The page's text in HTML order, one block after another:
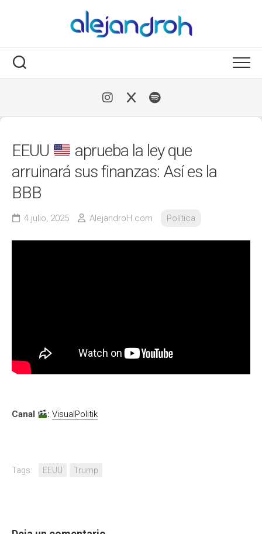
EEUU
aprueba la ley que
arruinará sus finanzas: Así es la
BBB
4 julio, 2025 AlejandroH.com Política
Canal :VisualPolitik
Tags: EEUU Trump